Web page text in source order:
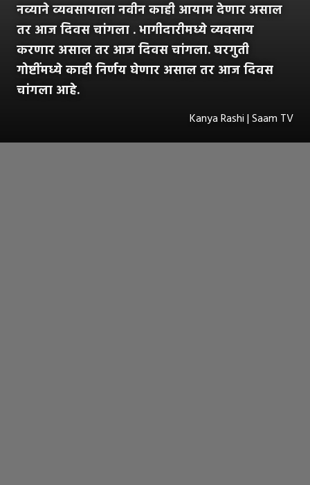
नव्याने व्यवसायाला नवीन काही आयाम देणार असाल
तर आज दिवस चांगला . भागीदारीमध्ये व्यवसाय
करणार असाल तर आज दिवस चांगला. घरगुती
गोष्टींमध्ये काही निर्णय घेणार असाल तर आज दिवस
चांगला आहे.
Kanya Rashi | Saam TV